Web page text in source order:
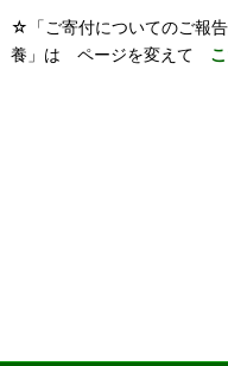
☆「ご寄付についてのご報
養」は ページを変えて